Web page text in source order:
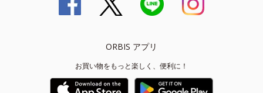
ORBIS アプリ
お買い物をもっと楽しく、便利に！